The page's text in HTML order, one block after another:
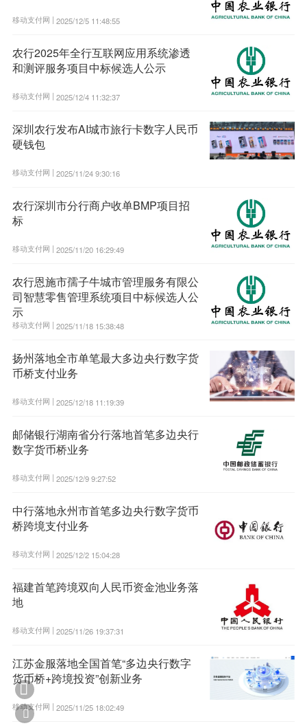
移动支付网 | 2025/12/5 11:48:55
农行2025年全行互联网应用系统渗透
和测评服务项目中标候选人公示
移动支付网 | 2025/12/4 11:32:37
深圳农行发布AI城市旅行卡数字人民币
硬钱包
移动支付网 | 2025/11/24 9:30:16
农行深圳市分行商户收单BMP项目招
标
移动支付网 | 2025/11/20 16:29:49
农行恩施市孺子牛城市管理服务有限公
司智慧零售管理系统项目中标候选人公
示
移动支付网 | 2025/11/18 15:38:48
扬州落地全市单笔最大多边央行数字货
币桥支付业务
移动支付网 | 2025/12/18 11:19:39
邮储银行湖南省分行落地首笔多边央行
数字货币桥业务
移动支付网 | 2025/12/9 9:27:52
中行落地永州市首笔多边央行数字货币
桥跨境支付业务
移动支付网 | 2025/12/2 15:04:28
福建首笔跨境双向人民币资金池业务落
地
移动支付网 | 2025/11/26 19:37:31
江苏金服落地全国首笔“多边央行数字
货币桥+跨境投资”创新业务
移动支付网 | 2025/11/25 18:02:49

